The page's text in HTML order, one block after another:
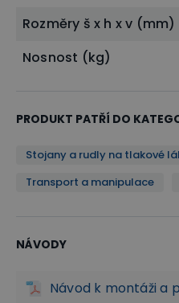
Rozměry š x h x v (mm)
Nosnost (kg)
PRODUKT PATŘÍ DO
Stojany a rudly na tlakové
Transport a manipulace
NÁVODY
Návod k montáži a